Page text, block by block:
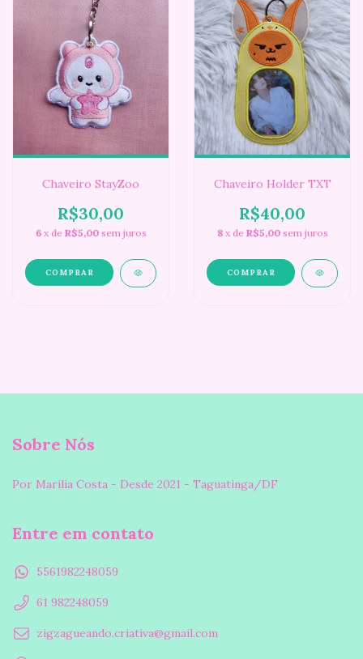
Chaveiro StayZoo
R$30,00
6 x de R$5,00 sem juros
Chaveiro Holder TXT
R$40,00
8 x de R$5,00 sem juros
COMPRAR
Sobre Nós
Por Marília Costa - Desde 2021 - Taguatinga/DF
Entre em contato
5561982248059
61 982248059
zigzagueando.criativa@gmail.com